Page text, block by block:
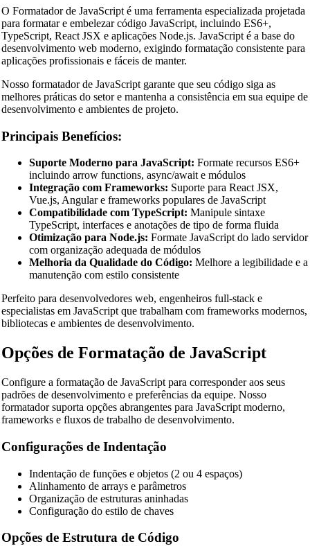
O Formatador de JavaScript é uma ferramenta especializada projetada
para formatar e embelezar código JavaScript, incluindo ES6+,
TypeScript, React JSX e aplicações Node.js. JavaScript é a base do
desenvolvimento web moderno, exigindo formatação consistente para
aplicações profissionais e fáceis de manter.
Nosso formatador de JavaScript garante que seu código siga as
melhores práticas do setor e mantenha a consistência em sua equipe de
desenvolvimento e ambientes de projeto.
Principais Benefícios:
Suporte Moderno para JavaScript: Formate recursos ES6+
incluindo arrow functions, async/await e módulos
Integração com Frameworks: Suporte para React JSX,
Vue.js, Angular e frameworks populares de JavaScript
Compatibilidade com TypeScript: Manipule sintaxe
TypeScript, interfaces e anotações de tipo de forma fluida
Otimização para Node.js: Formate JavaScript do lado servidor
com organização adequada de módulos
Melhoria da Qualidade do Código: Melhore a legibilidade e a
manutenção com estilo consistente
Perfeito para desenvolvedores web, engenheiros full-stack e
especialistas em JavaScript que trabalham com frameworks modernos,
bibliotecas e ambientes de desenvolvimento.
Opções de Formatação de JavaScript
Configure a formatação de JavaScript para corresponder aos seus
padrões de desenvolvimento e preferências da equipe. Nosso
formatador suporta opções abrangentes para JavaScript moderno,
frameworks e fluxos de trabalho de desenvolvimento.
Configurações de Indentação
Indentação de funções e objetos (2 ou 4 espaços)
Alinhamento de arrays e parâmetros
Organização de estruturas aninhadas
Configuração do estilo de chaves
Opções de Estrutura de Código